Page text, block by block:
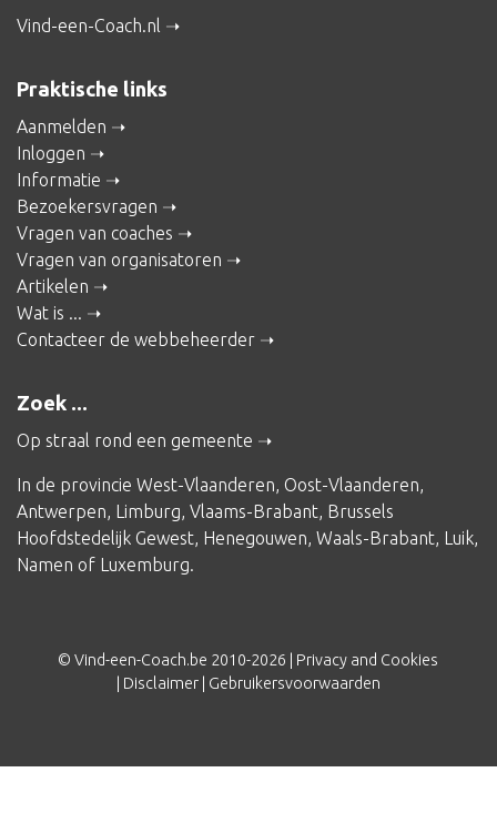
Vind-een-Coach.nl
Praktische links
Aanmelden
Inloggen
Informatie
Bezoekersvragen
Vragen van coaches
Vragen van organisatoren
Artikelen
Wat is ...
Contacteer de webbeheerder
Zoek ...
Op straal rond een gemeente
In de provincie West-Vlaanderen, Oost-Vlaanderen,
Antwerpen, Limburg, Vlaams-Brabant, Brussels
Hoofdstedelijk Gewest, Henegouwen, Waals-Brabant, Luik,
Namen of Luxemburg.
© Vind-een-Coach.be 2010-2026 | Privacy and Cookies
Disclaimer| Gebruikersvoorwaarden